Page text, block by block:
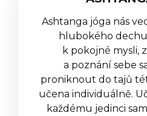
Ashtanga jóga nás
hlubokého
k pokojné mysli,
a poznání sebe
proniknout do tajů
učena individuálně.
každému jedinci